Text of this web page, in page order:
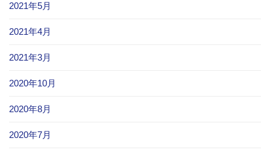
2021年5月
2021年4月
2021年3月
2020年10月
2020年8月
2020年7月